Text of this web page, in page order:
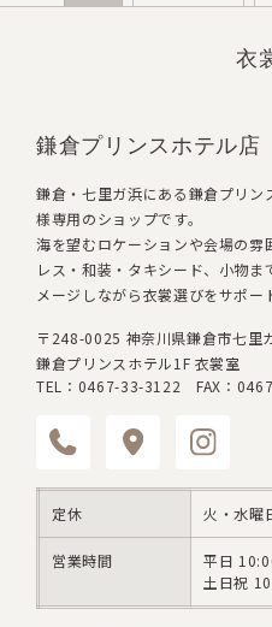
衣
鎌倉プリンスホテル店
鎌倉・七里ガ浜にある鎌倉プリ
様専用のショップです。
海を望むロケーションや会場の雰
レス・和装・タキシード、小物
メージしながら衣裳選びをサポー
〒248-0025 神奈川県鎌倉市七里
鎌倉プリンスホテル1F 衣裳室
TEL：‭0467-33-3122‬ FAX：
定休 火・水曜
営業時間
平日
土日祝